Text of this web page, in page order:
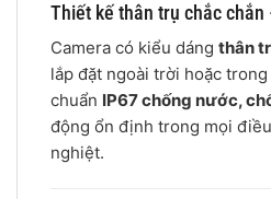
Thiết kế thân trụ chắc chắn
Camera có kiểu dáng thân
lắp đặt ngoài trời hoặc
chuẩn IP67 chống nước,
động ổn định trong mọi
nghiệt.